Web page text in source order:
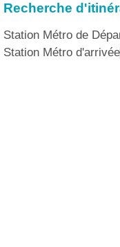
Recherche
Station Métro de
Station Métro d'arrivée